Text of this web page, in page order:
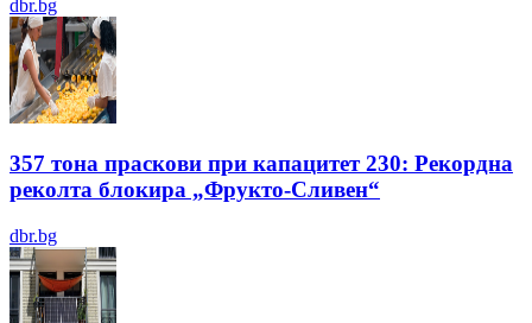
dbr.bg
357 тона праскови при капацитет 230: Рекордна
реколта блокира „Фрукто-Сливен“
dbr.bg